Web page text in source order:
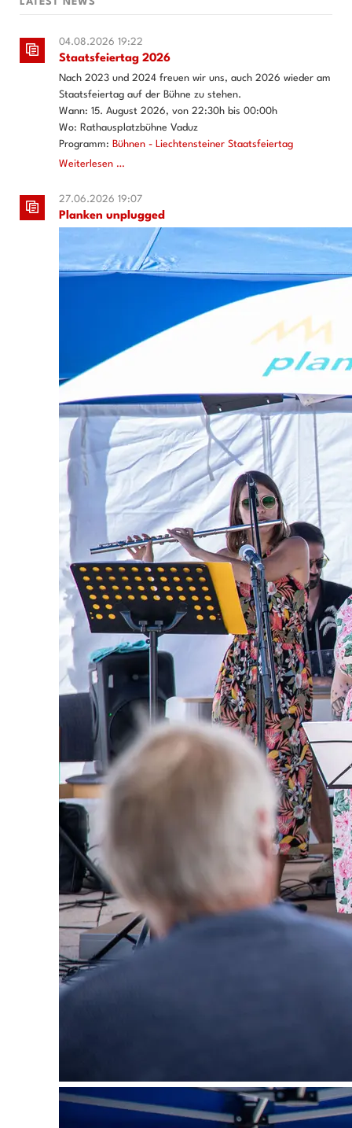
04.08.2026 19:22
Staatsfeiertag 2026
Nach 2023 und 2024 freuen wir uns, auch 2026 wieder am
Staatsfeiertag auf der Bühne zu stehen.
Wann: 15. August 2026, von 22:30h bis 00:00h
Wo: Rathausplatzbühne Vaduz
Programm: Bühnen - Liechtensteiner Staatsfeiertag
Weiterlesen …Staatsfeiertag
27.06.2026 19:07
Planken unplugged